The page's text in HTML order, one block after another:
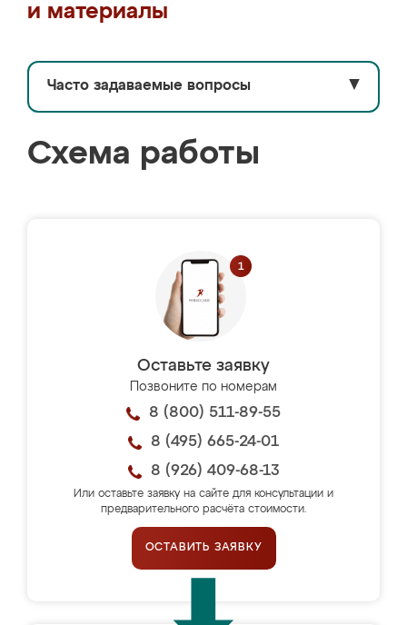
и материалы
Часто задаваемые вопросы ▼
Схема работы
Оставьте заявку
Позвоните по номерам
8 (800) 511-89-55
8 (495) 665-24-01
8 (926) 409-68-13
Или оставьте заявку на сайте для консультации и
предварительного расчёта стоимости.
ОСТАВИТЬ ЗАЯВКУ